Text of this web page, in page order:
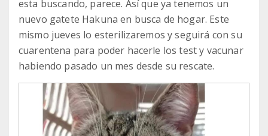
esta buscando, parece. Así que ya tenemos un
nuevo gatete Hakuna en busca de hogar. Este
mismo jueves lo esterilizaremos y seguirá con su
cuarentena para poder hacerle los test y vacunar
habiendo pasado un mes desde su rescate.